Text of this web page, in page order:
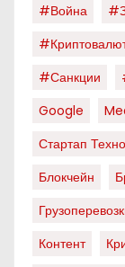
#война
#санкции
Google
Стартап
Блокчейн
Контент